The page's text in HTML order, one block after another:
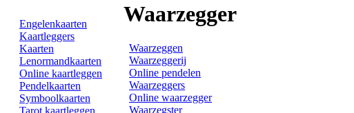
Engelenkaarten
Kaartleggers
Kaarten
Lenormandkaarten
Online kaartleggen
Pendelkaarten
Symboolkaarten
Tarot kaartleggen
Waarzegger
Waarzeggen
Waarzeggerij
Online pendelen
Waarzeggers
Online waarzegger
Waarzegster